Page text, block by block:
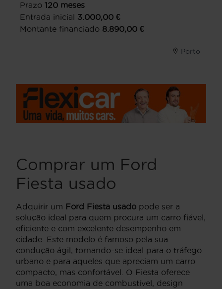
Prazo 120 meses
Entrada inicial 3.000,00 €
Montante financiado 8.890,00 €
Porto
Comprar um Ford
Fiesta usado
Adquirir um Ford Fiesta usado pode ser a
solução ideal para quem procura um carro fiável,
eficiente e com excelente desempenho em
cidade. Este modelo é famoso pela sua
condução ágil, tornando-se ideal para o tráfego
urbano e para aqueles que apreciam um carro
compacto, mas confortável. O Fiesta oferece
uma boa economia de combustível, design